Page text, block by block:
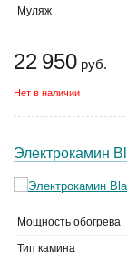
Муляж
22 950 руб.
Нет в наличии
Электрокамин
Мощность обогрева
Тип камина